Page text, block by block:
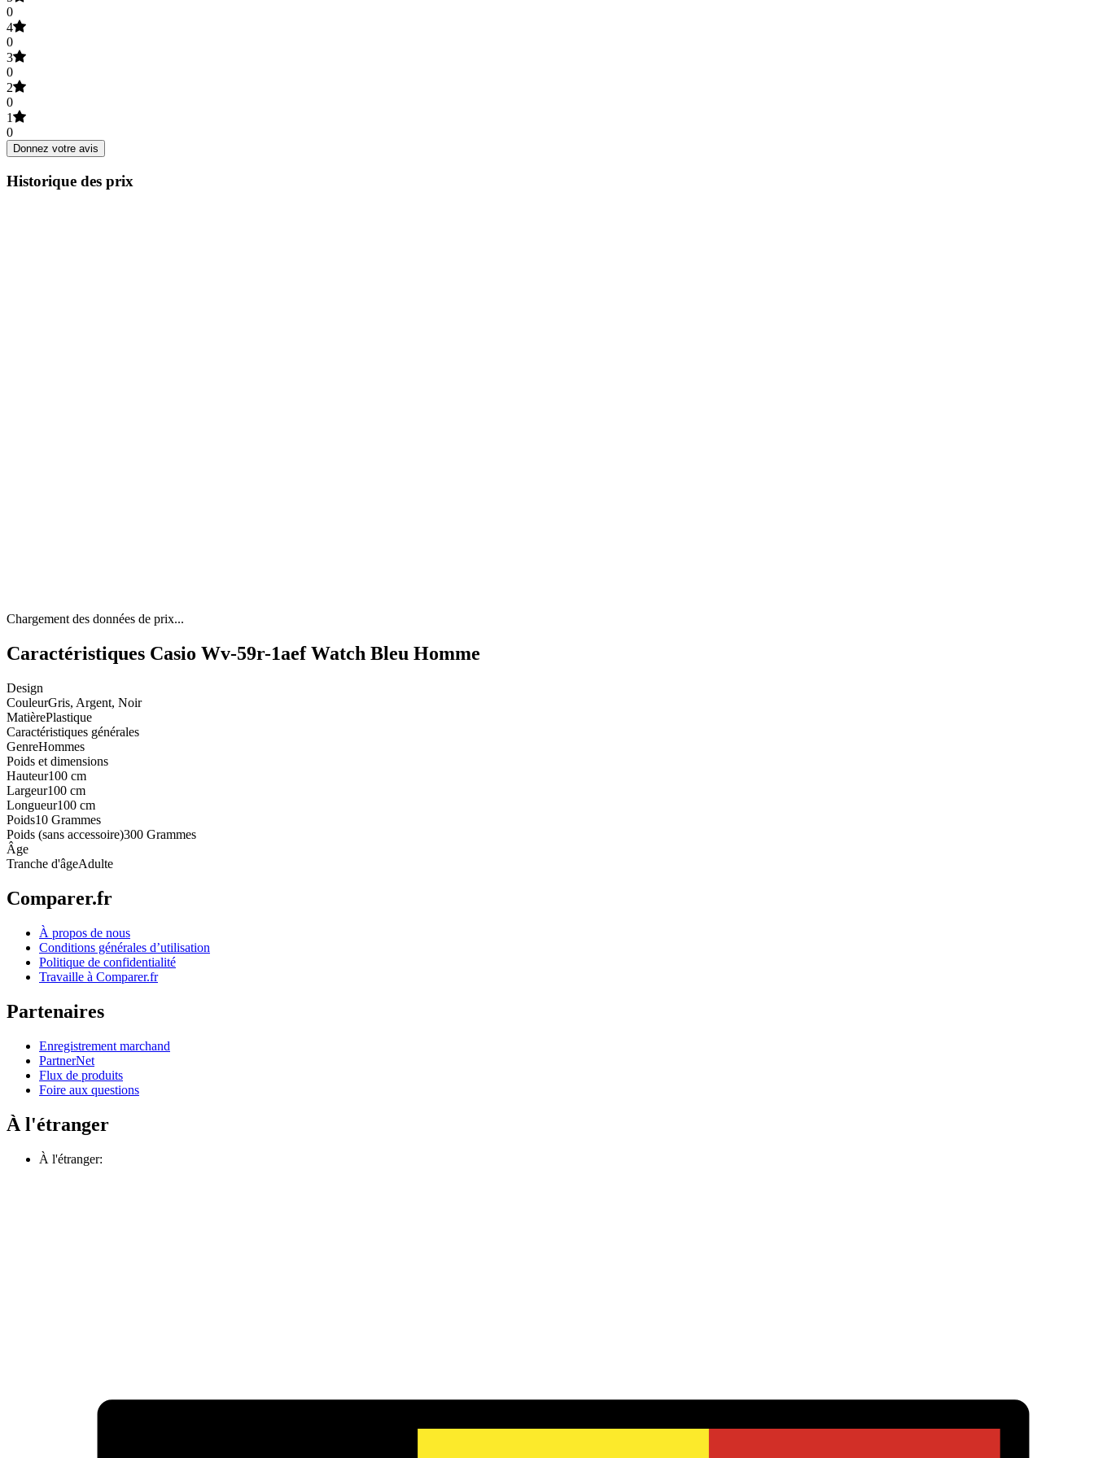
0
4
0
3
0
2
0
1
0
Donnez votre avis
Historique des prix
Chargement des données de prix...
Caractéristiques Casio Wv-59r-1aef Watch Bleu Homme
Design
CouleurGris, Argent, Noir
MatièrePlastique
Caractéristiques générales
GenreHommes
Poids et dimensions
Hauteur100 cm
Largeur100 cm
Longueur100 cm
Poids10 Grammes
Poids (sans accessoire)300 Grammes
Âge
Tranche d'âgeAdulte
Comparer.fr
À propos de nous
Conditions générales d’utilisation
Politique de confidentialité
Travaille à Comparer.fr
Partenaires
Enregistrement marchand
PartnerNet
Flux de produits
Foire aux questions
À l'étranger
À l'étranger: